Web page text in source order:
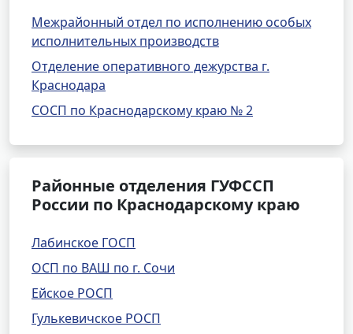
Межрайонный отдел по исполнению особых
исполнительных производств
Отделение оперативного дежурства г.
Краснодара
СОСП по Краснодарскому краю № 2
Районные отделения ГУФССП
России по Краснодарскому краю
Лабинское ГОСП
ОСП по ВАШ по г. Сочи
Ейское РОСП
Гулькевичское РОСП